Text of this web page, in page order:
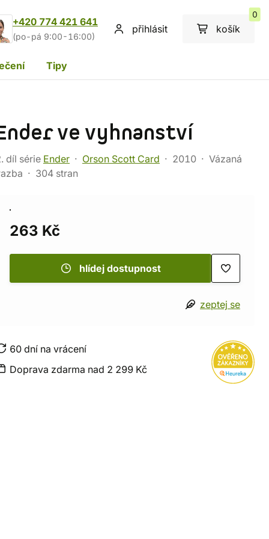
+420 774 421 641
(po-pá 9:00-16:00)
přihlásit košík
0
Tipy
ve vyhnanství
díl série Ender Orson Scott Card 2010
Vázaná
304 stran
263 Kč
hlídej dostupnost
zeptej se
60 dní na vrácení
Doprava zdarma nad 2 299 Kč